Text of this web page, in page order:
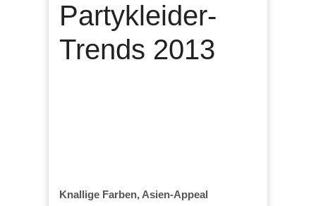
Partykleider-
Trends 2013
Knallige Farben, Asien-Appeal